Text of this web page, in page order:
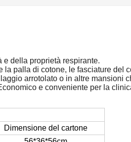
e della proprietà respirante.
palla di cotone, le fasciature del
arrotolato o in altre mansioni
e conveniente per la
Dimensione del cartone